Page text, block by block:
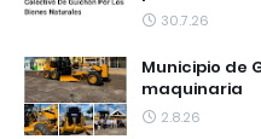
30.7.26
Municipio de
maquinaria
2.8.26